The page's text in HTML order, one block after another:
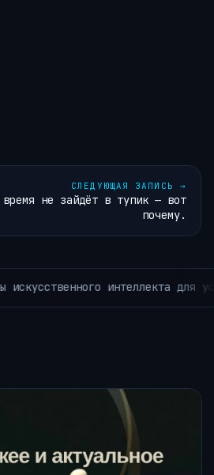
СЛЕДУЮЩАЯ ЗАПИСЬ →
не зайдёт в тупик — вот
почему.
АРХИВ РУБРИКИ ~КОРОТКО ИЗ